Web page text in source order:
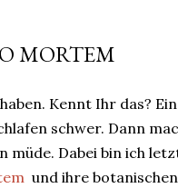
MORTEM
Kennt Ihr das?
schwer. Dann
müde. Dabei bin ich
und ihre